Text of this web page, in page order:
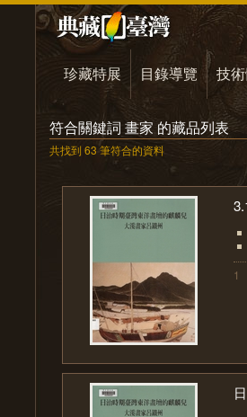
珍藏特展 目錄導覽 技
符合關鍵詞 畫家 的藏品列表
共找到 63 筆符合的資料
1